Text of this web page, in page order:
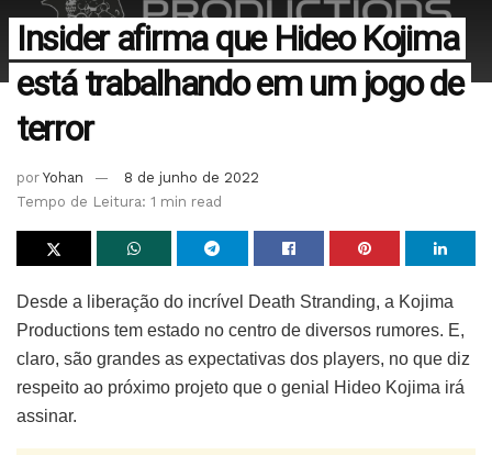
Insider afirma que Hideo Kojima
está trabalhando em um jogo de
terror
por Yohan
8 de junho de 2022
Tempo de Leitura: 1 min read
Desde a liberação do incrível Death Stranding, a Kojima
Productions tem estado no centro de diversos rumores. E,
claro, são grandes as expectativas dos players, no que diz
respeito ao próximo projeto que o genial Hideo Kojima irá
assinar.